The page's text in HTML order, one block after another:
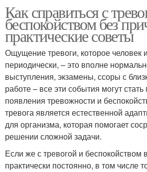
Как справиться с
беспокойством без
практические советы
Ощущение тревоги, которое человек
периодически, – это вполне
выступления, экзамены, ссоры с
работе – все эти события могут
появления тревожности и
тревога является естественной
для организма, которая помогает
решении сложной задачи.
Если же с тревогой и беспокойством
практически постоянно, в том числе